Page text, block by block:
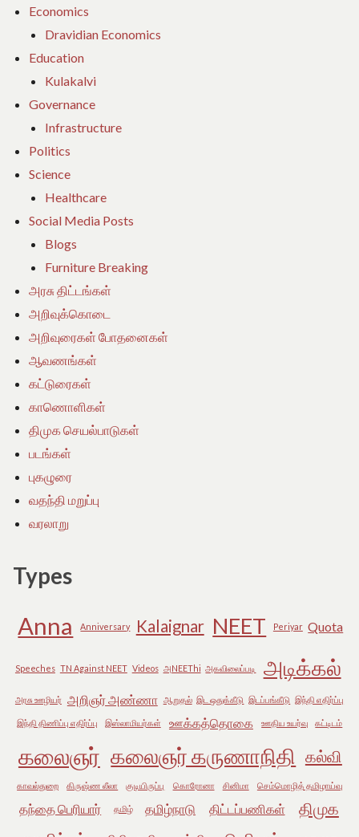
Economics
Dravidian Economics
Education
Kulakalvi
Governance
Infrastructure
Politics
Science
Healthcare
Social Media Posts
Blogs
Furniture Breaking
அரசு திட்டங்கள்
அறிவுக்கொடை
அறிவுரைகள் போதனைகள்
ஆவணங்கள்
கட்டுரைகள்
காணொளிகள்
திமுக செயல்பாடுகள்
படங்கள்
புகழுரை
வதந்தி மறுப்பு
வரலாறு
Types
Anna Anniversary Kalaignar NEET Periyar Quota
Speeches TN Against NEET Videos அNEEThi அகவிலைப்படி அடிக்கல்
அரசு ஊழியர் அறிஞர் அண்ணா ஆறுதல் இட ஒதுக்கீடு இடப்பங்கீடு இந்தி எதிர்ப்பு
இந்தி திணிப்பு எதிர்ப்பு இஸ்லாமியர்கள் ஊக்கத்தொகை ஊதிய உயர்வு கட்டிடம்
கலைஞர் கலைஞர் கருணாநிதி கல்வி
காவல்துறை கிருஷ்ண லீலா குடியிருப்பு கொரோனா சினிமா செம்மொழித் தமிழாய்வு
தந்தை பெரியார் தமிழ் தமிழ்நாடு திட்டப்பணிகள்
திமுக